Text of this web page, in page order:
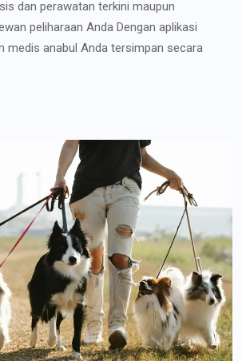
dan perawatan terkini maupun
peliharaan Anda Dengan aplikasi
medis anabul Anda tersimpan secara